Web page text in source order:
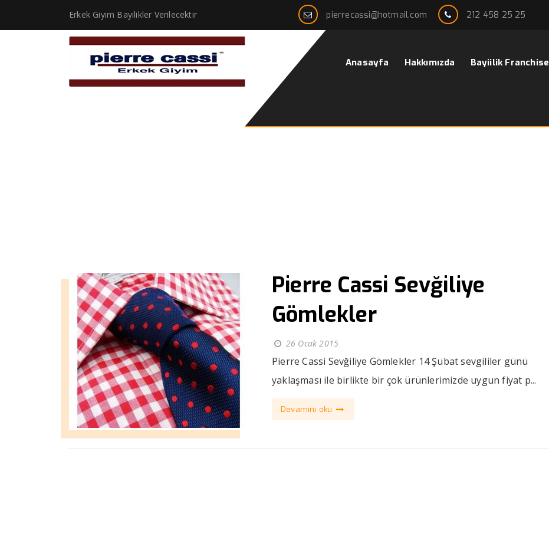
Erkek Giyim Bayilikler Verilecektir pierrecassi@hotmail.com 212 458 25 25
Anasayfa Hakkımızda Bayiilik Franchise
Pierre Cassi Sevğiliye
Gömlekler
26 Ocak 2015
Pierre Cassi Sevğiliye Gömlekler 14 Şubat sevgililer günü
yaklaşması ile birlikte bir çok ürünlerimizde uygun fiyat p...
Devamını oku